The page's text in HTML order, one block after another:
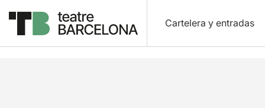
Cartelera y entradas